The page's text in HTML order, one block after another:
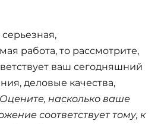
работа, то рассмотрите,
ваш сегодняшний
деловые качества,
Оцените, насколько ваше
соответствует тому, к